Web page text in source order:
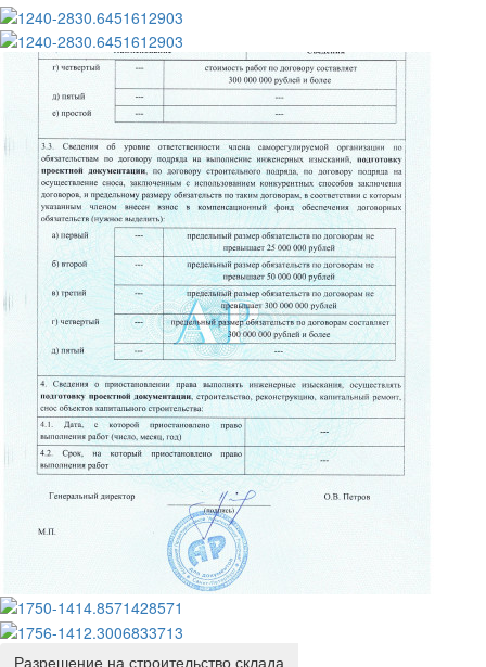
Разрешение на строительство склада